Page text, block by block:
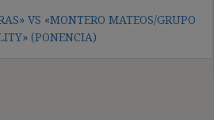
VS «MONTERO MATEOS/GRUPO
(PONENCIA)